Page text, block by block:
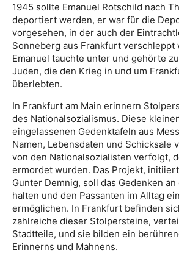
1945 sollte Emanuel Rotschild nach
deportiert werden, er war für die
vorgesehen, in der auch der
Sonneberg aus Frankfurt verschleppt
Emanuel tauchte unter und gehörte
Juden, die den Krieg in und um
überlebten.
In Frankfurt am Main erinnern
des Nationalsozialismus. Diese
eingelassenen Gedenktafeln aus
Namen, Lebensdaten und Schicksale
von den Nationalsozialisten verfolgt,
ermordet wurden. Das Projekt,
Gunter Demnig, soll das Gedenken
halten und den Passanten im Alltag
ermöglichen. In Frankfurt befinden
zahlreiche dieser Stolpersteine,
Stadtteile, und sie bilden ein
Erinnerns und Mahnens.